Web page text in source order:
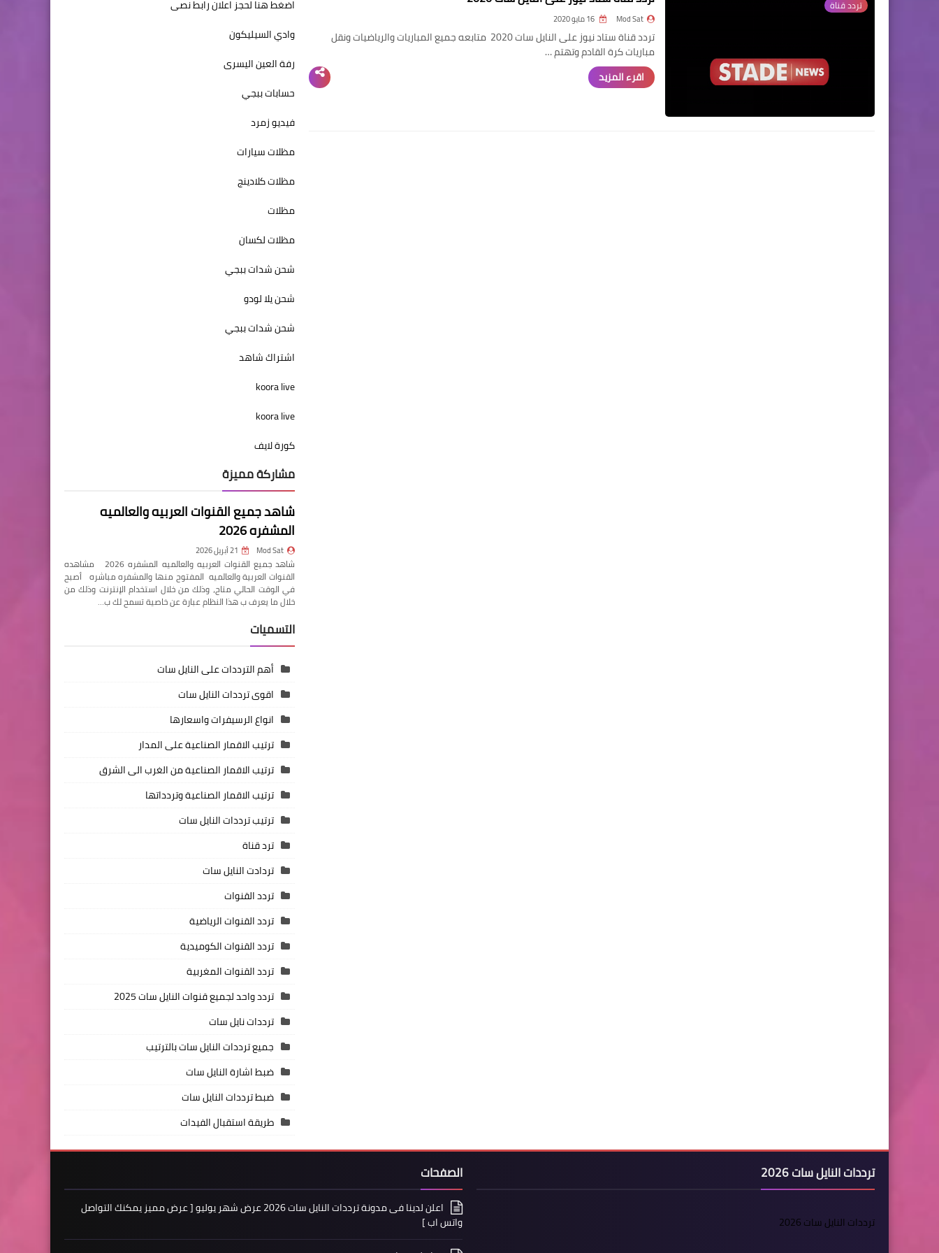
تردد قناة
Mod Sat
تردد قناة ستاد نيوز على النايل سات 2020 متابعه جميع المباريات والرياضيات ونقل
مباريات كرة القادم وتهتم …
اقرء المزيد
اضغط هنا لحجز اعلان رابط نصى
وادي السيليكون
رفة العين اليسرى
حسابات ببجي
فيديو زمرد
مظلات سيارات
مظلات كلادينج
مظلات
مظلات لكسان
شحن شدات ببجي
شحن يلا لودو
شحن شدات ببجي
اشتراك شاهد
koora live
koora live
كورة لايف
مشاركة مميزة
شاهد جميع القنوات العربيه والعالميه
المشفره 2026
Mod Sat 21 أبريل 2026
شاهد جميع القنوات العربيه والعالميه المشفره 2026 مشاهده
القنوات العربية والعالميه المفتوح منها والمشفره مباشره أصبح
في الوقت الحالي متاح، وذلك من خلال استخدام الإنترنت وذلك من
خلال ما يعرف ب هذا النظام عبارة عن خاصية تسمح لك ب…
التسميات
أهم الترددات على النايل سات
اقوى ترددات النايل سات
انواع الرسيفرات واسعارها
ترتيب الاقمار الصناعية على المدار
ترتيب الاقمار الصناعية من الغرب الى الشرق
ترتيب الاقمار الصناعية وتردداتها
ترتيب ترددات النايل سات
ترد قناة
تردادت النايل سات
تردد القنوات
تردد القنوات الرياضية
تردد القنوات الكوميدية
تردد القنوات المغربية
تردد واحد لجميع قنوات النايل سات 2025
ترددات نايل سات
جميع ترددات النايل سات بالترتيب
ضبط اشارة النايل سات
ضبط ترددات النايل سات
طريقة استقبال الفيدات
ترددات النايل سات 2026
ترددات النايل سات 2026
الصفحات
اعلن لدينا فى مدونة ترددات النايل سات 2026 عرض شهر يوليو [ عرض مميز يمكنك التواصل
واتس اب ]